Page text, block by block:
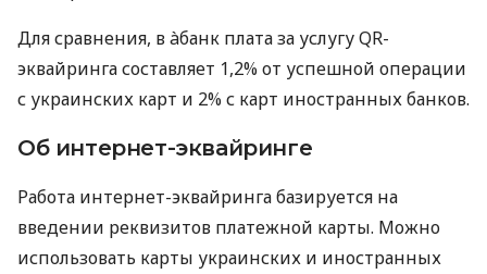
Для сравнения, в àбанк плата за услугу QR-
эквайринга составляет 1,2% от успешной операции
с украинских карт и 2% с карт иностранных банков.
Об интернет-эквайринге
Работа интернет-эквайринга базируется на
введении реквизитов платежной карты. Можно
использовать карты украинских и иностранных